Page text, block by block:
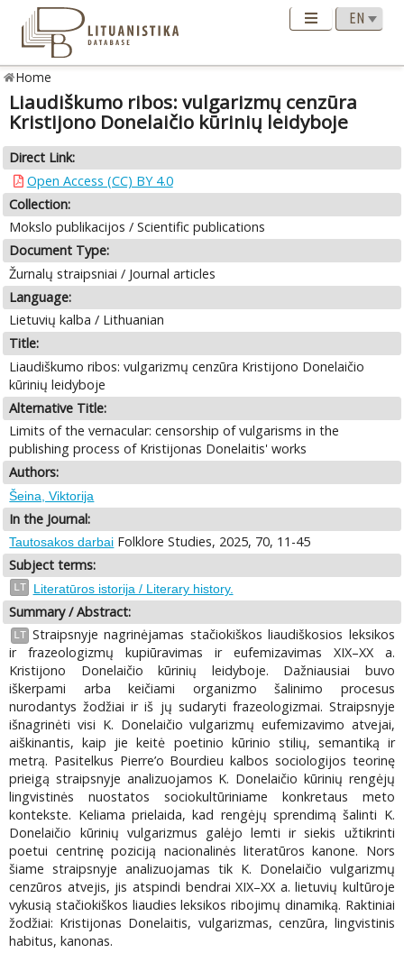
Home
Liaudiškumo ribos: vulgarizmų cenzūra
Kristijono Donelaičio kūrinių leidyboje
Direct Link:
Open Access (CC) BY 4.0
Collection:
Mokslo publikacijos / Scientific publications
Document Type:
Žurnalų straipsniai / Journal articles
Language:
Lietuvių kalba / Lithuanian
Title:
Liaudiškumo ribos: vulgarizmų cenzūra Kristijono Donelaičio
kūrinių leidyboje
Alternative Title:
Limits of the vernacular: censorship of vulgarisms in the
publishing process of Kristijonas Donelaitis' works
Authors:
Šeina, Viktorija
In the Journal:
Tautosakos darbai Folklore Studies, 2025, 70, 11-45
Subject terms:
LT Literatūros istorija / Literary history.
Summary / Abstract:
LT Straipsnyje nagrinėjamas stačiokiškos liaudiškosios leksikos
ir frazeologizmų kupiūravimas ir eufemizavimas XIX–XX a.
Kristijono Donelaičio kūrinių leidyboje. Dažniausiai buvo
iškerpami arba keičiami organizmo šalinimo procesus
nurodantys žodžiai ir iš jų sudaryti frazeologizmai. Straipsnyje
išnagrinėti visi K. Donelaičio vulgarizmų eufemizavimo atvejai,
aiškinantis, kaip jie keitė poetinio kūrinio stilių, semantiką ir
metrą. Pasitelkus Pierre’o Bourdieu kalbos sociologijos teorinę
prieigą straipsnyje analizuojamos K. Donelaičio kūrinių rengėjų
lingvistinės nuostatos sociokultūriniame konkretaus meto
kontekste. Keliama prielaida, kad rengėjų sprendimą šalinti K.
Donelaičio kūrinių vulgarizmus galėjo lemti ir siekis užtikrinti
poetui centrinę poziciją nacionalinės literatūros kanone. Nors
šiame straipsnyje analizuojamas tik K. Donelaičio vulgarizmų
cenzūros atvejis, jis atspindi bendrai XIX–XX a. lietuvių kultūroje
vykusią stačiokiškos liaudies leksikos ribojimų dinamiką. Raktiniai
žodžiai: Kristijonas Donelaitis, vulgarizmas, cenzūra, lingvistinis
habitus, kanonas.